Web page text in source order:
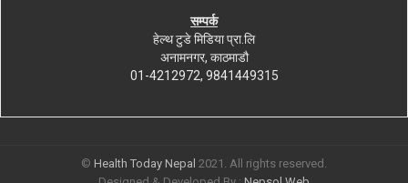
सम्पर्क
हेल्थ टुडे मिडिया प्रा.लि
अनामनगर, काठमाडौ
01-4212972, 9841449315
© Health Today Nepal 2021. All rights reserved.